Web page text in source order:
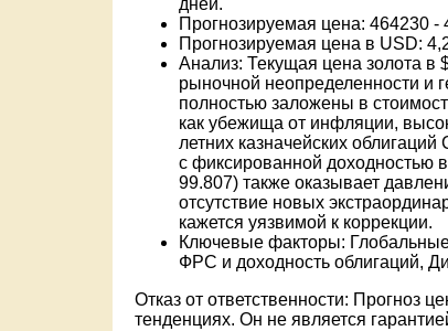
Прогнозируемая цена: 464230 -
Прогнозируемая цена в USD:
Анализ: Текущая цена золота в
рыночной неопределенности и
полностью заложены в
как убежища от инфляции,
летних казначейских
с фиксированной
99.807) также оказывает
отсутствие новых
кажется уязвимой к коррекции.
Ключевые факторы: Глобальные
ФРС и доходность облигаций,
Отказ от ответственности: Прогноз
тенденциях. Он не является